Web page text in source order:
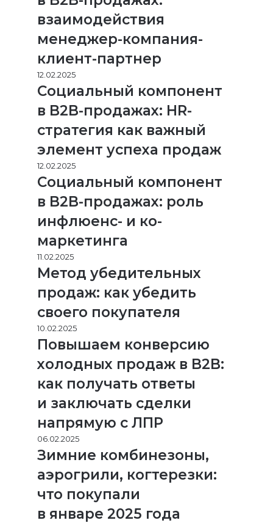
взаимодействия
менеджер-компания-
клиент-партнер
12.02.2025
Социальный компонент
в B2B-продажах: HR-
стратегия как важный
элемент успеха продаж
12.02.2025
Социальный компонент
в B2B-продажах: роль
инфлюенс- и ко-
маркетинга
11.02.2025
Метод убедительных
продаж: как убедить
своего покупателя
10.02.2025
Повышаем конверсию
холодных продаж в B2B:
как получать ответы
и заключать сделки
напрямую с ЛПР
06.02.2025
Зимние комбинезоны,
аэрогрили, когтерезки:
что покупали
в январе 2025 года